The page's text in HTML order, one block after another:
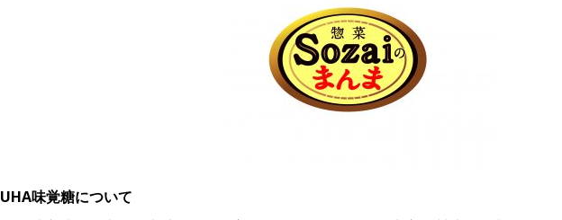
UHA味覚糖について